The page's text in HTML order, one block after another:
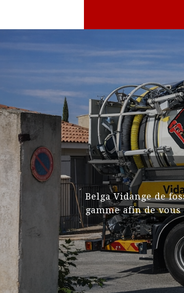
Belga Vidange de
gamme afin de